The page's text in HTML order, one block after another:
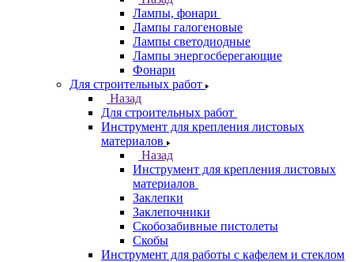
Лампы, фонари
Лампы галогеновые
Лампы светодиодные
Лампы энергосберегающие
Фонари
Для строительных работ
Назад
Для строительных работ
Инструмент для крепления листовых
материалов
Назад
Инструмент для крепления листовых
материалов
Заклепки
Заклепочники
Скобозабивные пистолеты
Скобы
Инструмент для работы с кафелем и стеклом